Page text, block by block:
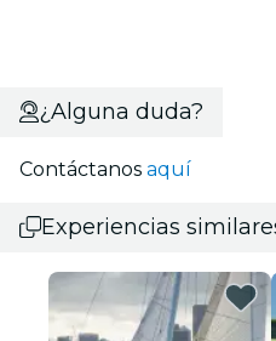
¿Alguna duda?
Contáctanos aquí
Experiencias